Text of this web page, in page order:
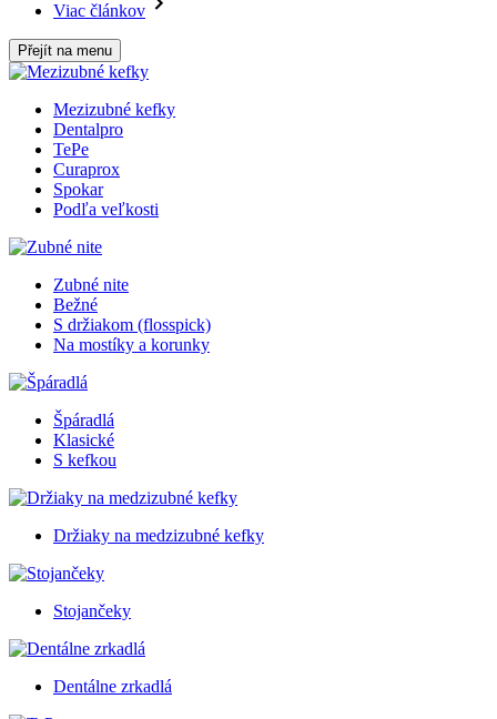
Viac článkov
Přejít na menu
Mezizubné kefky
Dentalpro
TePe
Curaprox
Spokar
Podľa veľkosti
Zubné nite
Bežné
S držiakom (flosspick)
Na mostíky a korunky
Špáradlá
Klasické
S kefkou
Držiaky na medzizubné kefky
Stojančeky
Dentálne zrkadlá